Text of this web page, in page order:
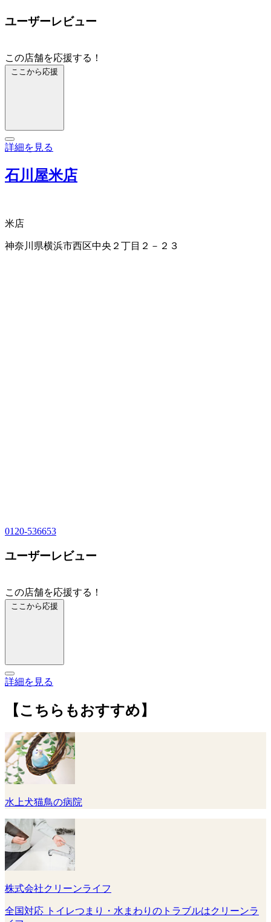
ユーザーレビュー
この店舗を応援する！
ここから応援
詳細を見る
石川屋米店
米店
神奈川県横浜市西区中央２丁目２－２３
0120-536653
ユーザーレビュー
この店舗を応援する！
ここから応援
詳細を見る
【こちらもおすすめ】
水上犬猫鳥の病院
株式会社クリーンライフ
全国対応 トイレつまり・水まわりのトラブルはクリーンラ